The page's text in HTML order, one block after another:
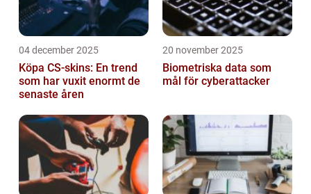
04 december 2025
Köpa CS-skins: En trend
som har vuxit enormt de
senaste åren
20 november 2025
Biometriska data som
mål för cyberattacker